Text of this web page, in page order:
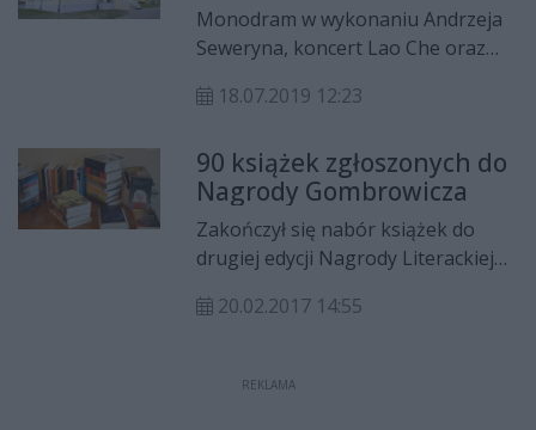
Monodram w wykonaniu Andrzeja
Seweryna, koncert Lao Che oraz
główne punkty dwudniowego
Gombrowicza, które 19 i 20 lipca
odbędzie się w muzeum we
Wsoli. Kosmos Gombrowicza
zainauguruje cykl wydarzeń
związanych z 50. rocznicą śmierci
pisarza.
18.07.2019 12:23
90 książek zgłoszonych do
Nagrody Gombrowicza
Zakończył się nabór książek do
drugiej edycji Nagrody Literackiej
organizowana jest przez
Witolda Gombrowicza we Wsoli.
20.02.2017 14:55
REKLAMA